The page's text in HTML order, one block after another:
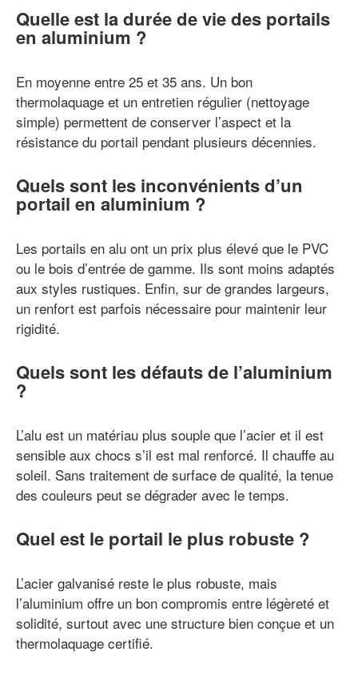
Quelle est la durée de vie des portails
en aluminium ?
En moyenne entre 25 et 35 ans. Un bon
thermolaquage et un entretien régulier (nettoyage
simple) permettent de conserver l’aspect et la
résistance du portail pendant plusieurs décennies.
Quels sont les inconvénients d’un
portail en aluminium ?
Les portails en alu ont un prix plus élevé que le PVC
ou le bois d’entrée de gamme. Ils sont moins adaptés
aux styles rustiques. Enfin, sur de grandes largeurs,
un renfort est parfois nécessaire pour maintenir leur
rigidité.
Quels sont les défauts de l’aluminium
?
L’alu est un matériau plus souple que l’acier et il est
sensible aux chocs s’il est mal renforcé. Il chauffe au
soleil. Sans traitement de surface de qualité, la tenue
des couleurs peut se dégrader avec le temps.
Quel est le portail le plus robuste ?
L’acier galvanisé reste le plus robuste, mais
l’aluminium offre un bon compromis entre légèreté et
solidité, surtout avec une structure bien conçue et un
thermolaquage certifié.